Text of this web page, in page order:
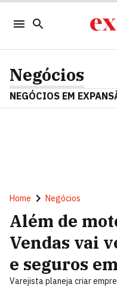
Negócios
NEGÓCIOS EM
Home Negócios
Além de
Vendas vai
e seguros
Varejista planeja criar